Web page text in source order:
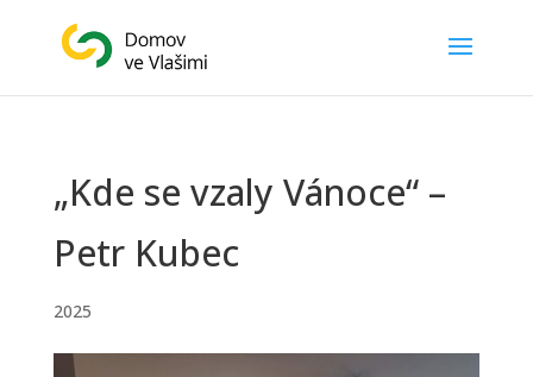
„Kde se vzaly Vánoce“ –
Petr Kubec
2025